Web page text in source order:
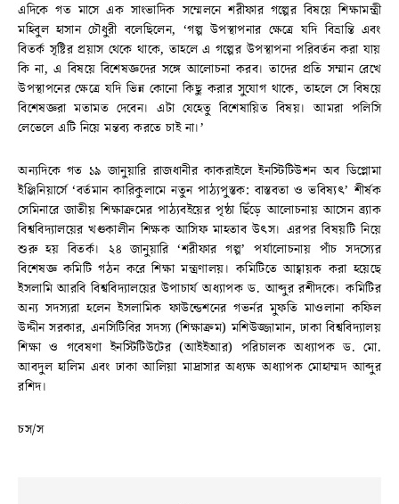
এদিকে গত মাসে এক সাংভাদিক সম্মেলনে শরীফার গল্পের বিষয়ে শিক্ষামন্ত্রী
মহিবুল হাসান চৌধুরী বলেছিলেন, ‘গল্প উপস্থাপনার ক্ষেত্রে যদি বিভ্রান্তি এবং
বিতর্ক সৃষ্টির প্রয়াস থেকে থাকে, তাহলে এ গল্পের উপস্থাপনা পরিবর্তন করা যায়
কি না, এ বিষয়ে বিশেষজ্ঞদের সঙ্গে আলোচনা করব। তাদের প্রতি সম্মান রেখে
উপস্থাপনের ক্ষেত্রে যদি ভিন্ন কোনো কিছু করার সুযোগ থাকে, তাহলে সে বিষয়ে
বিশেষজ্ঞরা মতামত দেবেন। এটা যেহেতু বিশেষায়িত বিষয়। আমরা পলিসি
লেভেলে এটি নিয়ে মন্তব্য করতে চাই না।’
অন্যদিকে গত ১৯ জানুয়ারি রাজধানীর কাকরাইলে ইনস্টিটিউশন অব ডিপ্লোমা
ইঞ্জিনিয়ার্সে ‘বর্তমান কারিকুলামে নতুন পাঠ্যপুস্তক: বাস্তবতা ও ভবিষ্যৎ’ শীর্ষক
সেমিনারে জাতীয় শিক্ষাক্রমের পাঠ্যবইয়ের পৃষ্ঠা ছিঁড়ে আলোচনায় আসেন ব্র্যাক
বিশ্ববিদ্যালয়ের খণ্ডকালীন শিক্ষক আসিফ মাহতাব উৎস। এরপর বিষয়টি নিয়ে
শুরু হয় বিতর্ক। ২৪ জানুয়ারি ‘শরীফার গল্প’ পর্যালোচনায় পাঁচ সদস্যের
বিশেষজ্ঞ কমিটি গঠন করে শিক্ষা মন্ত্রণালয়। কমিটিতে আহ্বায়ক করা হয়েছে
ইসলামি আরবি বিশ্ববিদ্যালয়ের উপাচার্য অধ্যাপক ড. আব্দুর রশীদকে। কমিটির
অন্য সদস্যরা হলেন ইসলামিক ফাউন্ডেশনের গভর্নর মুফতি মাওলানা কফিল
উদ্দীন সরকার, এনসিটিবির সদস্য (শিক্ষাক্রম) মশিউজ্জামান, ঢাকা বিশ্ববিদ্যালয়
শিক্ষা ও গবেষণা ইনস্টিটিউটের (আইইআর) পরিচালক অধ্যাপক ড. মো.
আবদুল হালিম এবং ঢাকা আলিয়া মাদ্রাসার অধ্যক্ষ অধ্যাপক মোহাম্মদ আব্দুর
রশিদ।
চস/স